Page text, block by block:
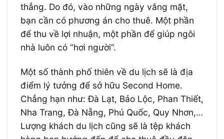
thẳng. Do đó, vào những ngày vắng mặt,
bạn cần có phương án cho thuê. Một phần
để thu về lợi nhuận, một phần để giúp ngôi
nhà luôn có “hơi người”.
Một số thành phố thiên về du lịch sẽ là địa
điểm lý tưởng để sở hữu Second Home.
Chẳng hạn như: Đà Lạt, Bảo Lộc, Phan Thiết,
Nha Trang, Đà Nẵng, Phú Quốc, Quy Nhơn,…
Lượng khách du lịch cũng sẽ là tệp khách